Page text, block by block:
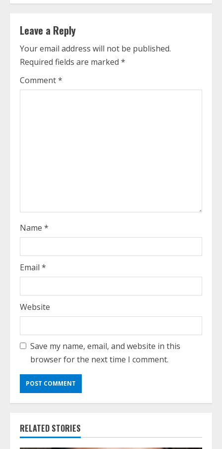
u
e
R
e
Leave a Reply
Your email address will not be published.
Required fields are marked *
Comment*
Name *
Email *
Website
Save my name, email, and website in this
browser for the next time I comment.
RELATED STORIES